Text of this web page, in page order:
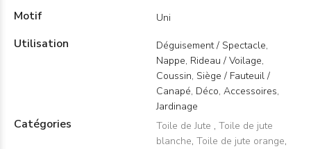
Motif Uni
Utilisation
Déguisement / Spectacle,
Nappe, Rideau / Voilage,
Coussin, Siège / Fauteuil /
Canapé, Déco, Accessoires,
Jardinage
Catégories Toile de Jute , Toile de jute
blanche, Toile de jute orange,